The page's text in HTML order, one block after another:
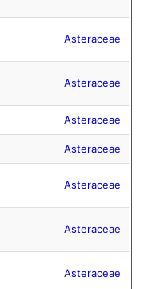
Asteraceae
Asteraceae
Asteraceae
Asteraceae
Asteraceae
Asteraceae
Asteraceae